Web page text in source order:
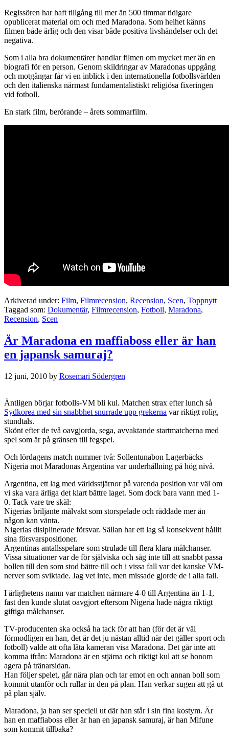
Regissören har haft tillgång till mer än 500 timmar tidigare
opublicerat material om och med Maradona. Som helhet känns
filmen både ärlig och den visar både positiva livshändelser och det
negativa.
Som i alla bra dokumentärer handlar filmen om mycket mer än en
biografi för en person. Genom skildringar av Maradonas uppgång
och motgångar får vi en inblick i den internationella fotbollsvärlden
och den italienska närmast fundamentalistiskt religiösa fixeringen
vid fotboll.
En stark film, berörande – årets sommarfilm.
Arkiverad under: Film, Filmrecension, Recension, Scen, Toppnytt
Taggad som: Dokumentär, Filmrecension, Fotboll, Maradona,
Recension, Scen
Är Maradona en maffiaboss eller är han
en japansk samuraj?
12 juni, 2010 by Rosemari Södergren
Äntligen börjar fotbolls-VM bli kul. Matchen strax efter lunch så
Sydkorea med sin snabbhet snurrade upp grekerna var riktigt rolig,
stundtals.
Skönt efter de två oavgjorda, sega, avvaktande startmatcherna med
spel som är på gränsen till fegspel.
Och lördagens match nummer två: Sollentunabon Lagerbäcks
Nigeria mot Maradonas Argentina var underhållning på hög nivå.
Argentina, ett lag med världsstjärnor på varenda position var väl om
vi ska vara ärliga det klart bättre laget. Som dock bara vann med 1-
0. Tack vare tre skäl:
Nigerias briljante målvakt som storspelade och räddade mer än
någon kan vänta.
Nigerias disiplinerade försvar. Sällan har ett lag så konsekvent hållit
sina försvarspositioner.
Argentinas antallsspelare som strulade till flera klara målchanser.
Vissa situationer var de för själviska och såg inte till att snabbt passa
bollen till den som stod bättre till och i vissa fall var det kanske VM-
nerver som sviktade. Jag vet inte, men missade gjorde de i alla fall.
I ärlighetens namn var matchen närmare 4-0 till Argentina än 1-1,
fast den kunde slutat oavgjort eftersom Nigeria hade några riktigt
giftiga målchanser.
TV-producenten ska också ha tack för att han (för det är väl
förmodligen en han, det är det ju nästan alltid när det gäller sport och
fotboll) valde att ofta låta kameran visa Maradona. Det går inte att
komma ifrån: Maradona är en stjärna och riktigt kul att se honom
agera på tränarsidan.
Han följer spelet, går nära plan och tar emot en och annan boll som
kommit utanför och rullar in den på plan. Han verkar sugen att gå ut
på plan själv.
Maradona, ja han ser speciell ut där han står i sin fina kostym. Är
han en maffiaboss eller är han en japansk samuraj, är han Mifune
som kommit tillbaka?